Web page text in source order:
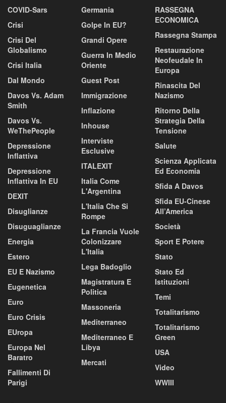
COVID-Sars
Crisi
Crisi Del
Globalismo
Crisi Italia
Dal Mondo
Davos Vs. Adam
Smith
Davos Vs.
WeThePeople
Depressione
Inflattiva
Depressione
Inflattiva In EU
DEXIT
Disuglianze
Disuguaglianze
Energia
Estero
EU E Nazismo
Eugenetica
Euro
Euro Crisis
EUropa
Europa Nel
Baratro
Fallimenti Di
Parigi
Germania
Golpe In EU?
Grandi Opere
Guerra In Medio
Oriente
Guest Post
Immigrazione
Inflazione
Inhouse
Interviste
Esclusive
ITALEXIT
Italia Come
L'Argentina
L'Italia Che Si
Rompe
La Francia Vuole
Colonizzare
L'Italia
Lega Badoglio
Magistratura E
Politica
Massoneria
Mediterraneo
Mediterraneo E
Libya
Mercati
RASSEGNA
ECONOMICA
Rassegna Stampa
Restaurazione
Neofeudale In
Europa
Rinascita Del
Nazismo
Ritorno Della
Strategia Della
Tensione
Salute
Scienza Applicata
Ed Economia
Sfida A Davos
Sfida EU-Cinese
All’America
Società
Sport E Potere
Stato
Stato Ed
Istituzioni
Temi
Totalitarismo
Totalitarismo
Green
USA
Video
WWIII